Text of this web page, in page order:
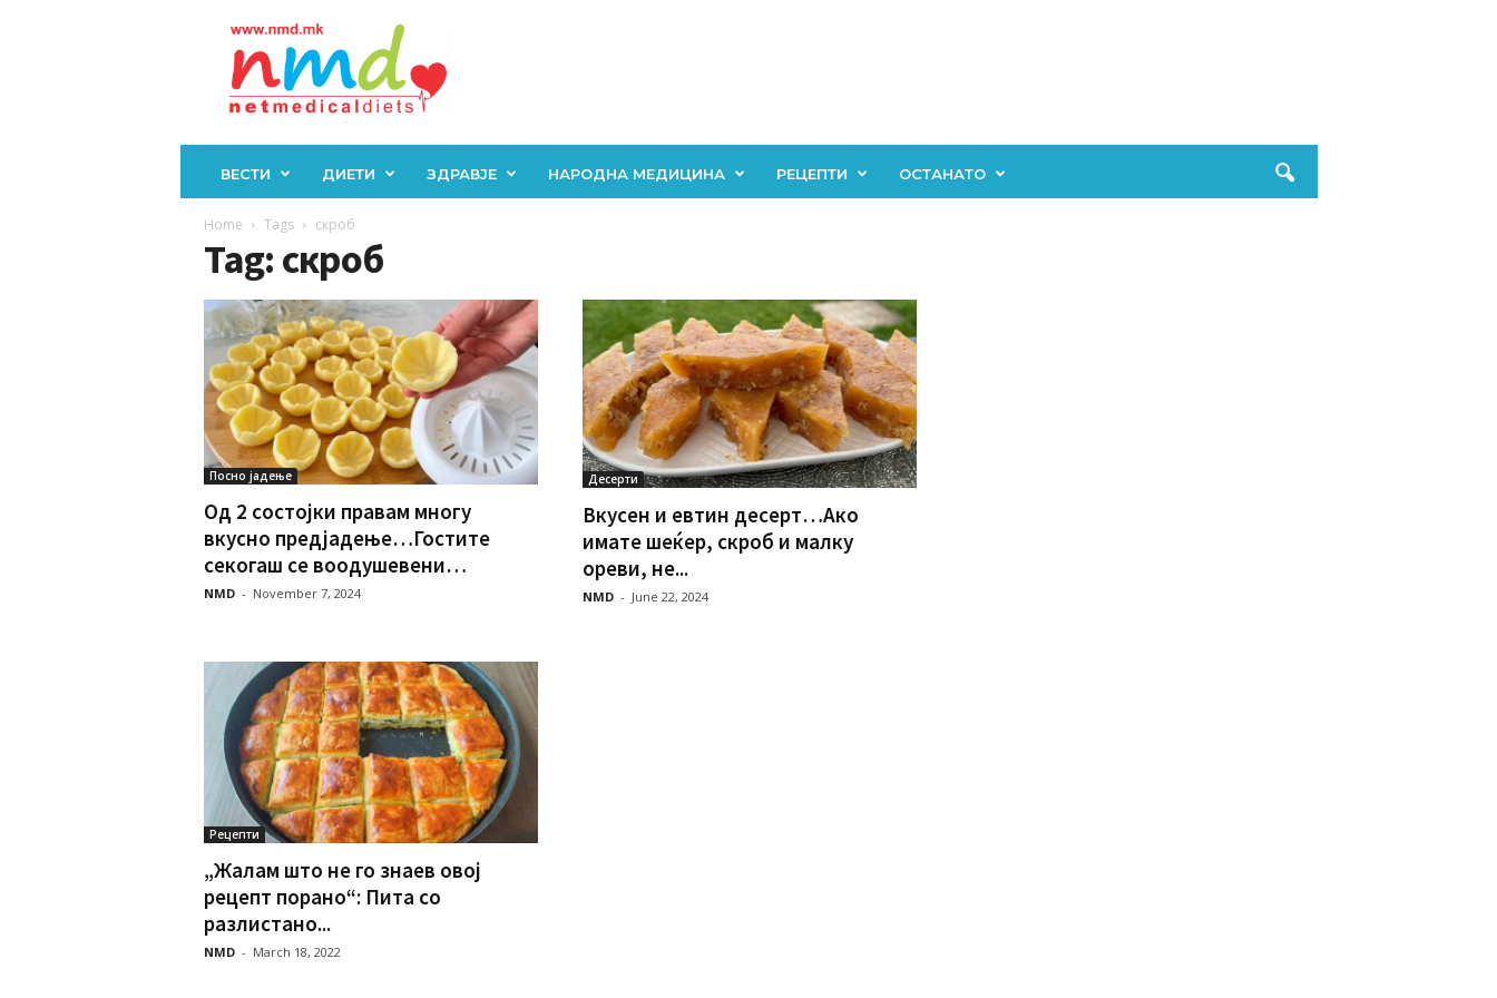
ВЕСТИ ДИЕТИ ЗДРАВЈЕ НАРОДНА МЕДИЦИНА РЕЦЕПТИ ОСТАНАТО
Home Tags скроб
Tag: скроб
Посно јадење
Од 2 состојки правам многу
вкусно предјадење…Гостите
секогаш се воодушевени…
NMD - November 7, 2024
Десерти
Вкусен и евтин десерт…Ако
имате шеќер, скроб и малку
ореви, не...
NMD - June 22, 2024
Рецепти
„Жалам што не го знаев овој
рецепт порано“: Пита со
разлистано...
NMD - March 18, 2022